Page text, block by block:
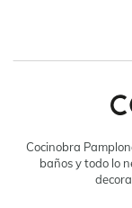
Cocinobra
baños y todo lo